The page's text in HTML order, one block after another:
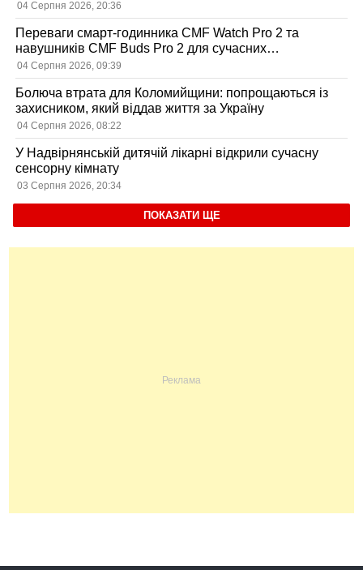
04 Серпня 2026, 20:36
Переваги смарт-годинника CMF Watch Pro 2 та
навушників CMF Buds Pro 2 для сучасних
користувачів
04 Серпня 2026, 09:39
Болюча втрата для Коломийщини: попрощаються із
захисником, який віддав життя за Україну
04 Серпня 2026, 08:22
У Надвірнянській дитячій лікарні відкрили сучасну
сенсорну кімнату
03 Серпня 2026, 20:34
ПОКАЗАТИ ЩЕ